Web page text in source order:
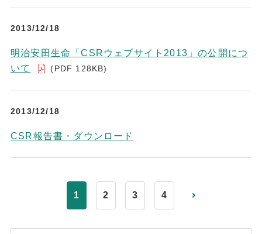
2013/12/18
明治安田生命「CSRウェブサイト2013」の公開につ
いて
(PDF 128KB)
2013/12/18
CSR報告書・ダウンロード
1 2 3 4